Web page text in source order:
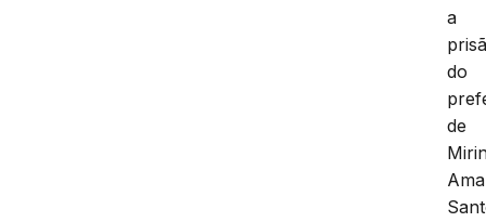
a
do
de